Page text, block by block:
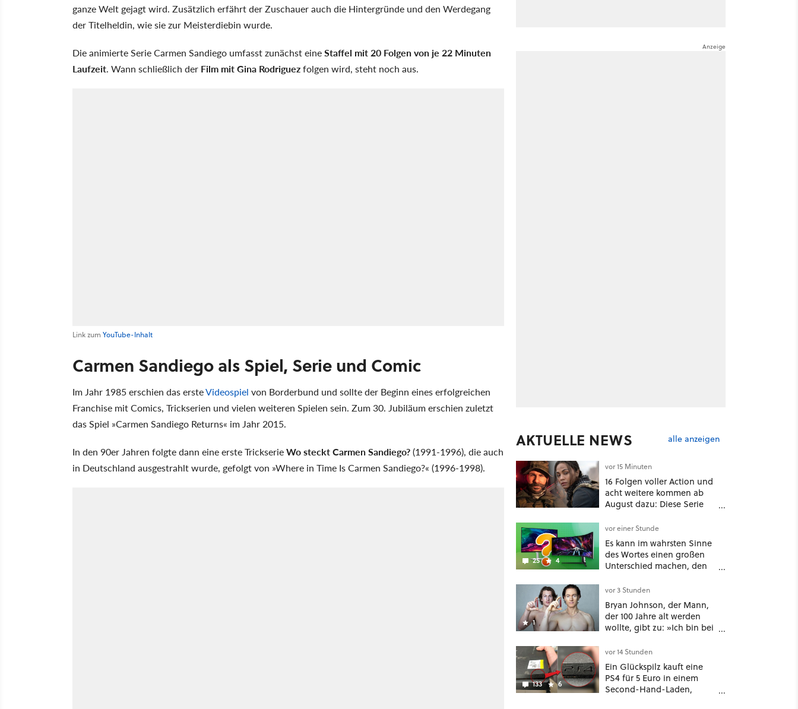
ganze Welt gejagt wird. Zusätzlich erfährt der Zuschauer auch die Hintergründe und den Werdegang
der Titelheldin, wie sie zur Meisterdiebin wurde.
Die animierte Serie Carmen Sandiego umfasst zunächst eineStaffel mit 20 Folgen von je 22 Minuten
Laufzeit. Wann schließlich der Film mit Gina Rodriguezfolgen wird, steht noch aus.
Link zum YouTube-Inhalt
Carmen Sandiego als Spiel, Serie und Comic
Im Jahr 1985 erschien das ersteVideospiel von Borderbund und sollte der Beginn eines erfolgreichen
Franchise mit Comics, Trickserien und vielen weiteren Spielen sein. Zum 30. Jubiläum erschien zuletzt
das Spiel »Carmen Sandiego Returns« im Jahr 2015.
In den 90er Jahren folgte dann eine erste TrickserieWo steckt Carmen Sandiego?(1991-1996), die auch
in Deutschland ausgestrahlt wurde, gefolgt von »Where in Time Is Carmen Sandiego?« (1996-1998).
AKTUELLE NEWS alle anzeigen
vor 15 Minuten
16 Folgen voller Action und
acht weitere kommen ab
August dazu: Diese Serie
kommenden Call-of-Duty-
Film
25 4
vor einer Stunde
Es kann im wahrsten Sinne
des Wortes einen großen
Unterschied machen, den
sollte: Mit welchem
Seitenverhältnis seid ihr
unterwegs?
1
vor 3 Stunden
Bryan Johnson, der Mann,
der 100 Jahre alt werden
wollte, gibt zu: »Ich bin bei
Langlebigkeit zu weit
gegangen«
133 6
vor 14 Stunden
Ein Glückspilz kauft eine
PS4 für 5 Euro in einem
Second-Hand-Laden,